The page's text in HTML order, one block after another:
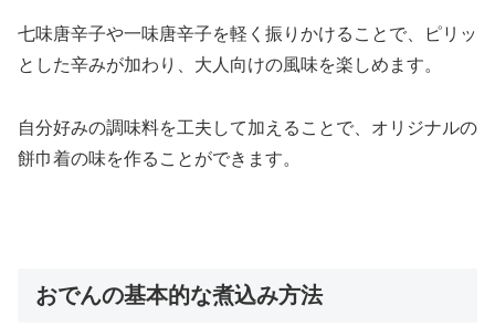
七味唐辛子や一味唐辛子を軽く振りかけることで、ピリッ
とした辛みが加わり、大人向けの風味を楽しめます。
自分好みの調味料を工夫して加えることで、オリジナルの
餅巾着の味を作ることができます。
おでんの基本的な煮込み方法